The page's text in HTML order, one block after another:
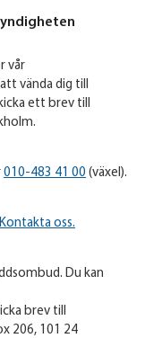
vår
vända dig till
ett brev till
010-483 41 00 (växel).
oss.
Du kan
brev till
206, 101 24